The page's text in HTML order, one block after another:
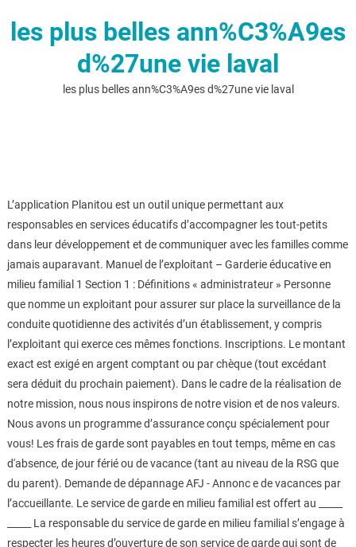
les plus belles ann%C3%A9es
d%27une vie laval
les plus belles ann%C3%A9es d%27une vie laval
L’application Planitou est un outil unique permettant aux
responsables en services éducatifs d’accompagner les tout-petits
dans leur développement et de communiquer avec les familles comme
jamais auparavant. Manuel de l’exploitant – Garderie éducative en
milieu familial 1 Section 1 : Définitions « administrateur » Personne
que nomme un exploitant pour assurer sur place la surveillance de la
conduite quotidienne des activités d’un établissement, y compris
l’exploitant qui exerce ces mêmes fonctions. Inscriptions. Le montant
exact est exigé en argent comptant ou par chèque (tout excédant
sera déduit du prochain paiement). Dans le cadre de la réalisation de
notre mission, nous nous inspirons de notre vision et de nos valeurs.
Nous avons un programme d’assurance conçu spécialement pour
vous! Les frais de garde sont payables en tout temps, même en cas
d'absence, de jour férié ou de vacance (tant au niveau de la RSG que
du parent). Demande de dépannage AFJ - Annonc e de vacances par
l’accueillante. Le service de garde en milieu familial est offert au _____
_____ La responsable du service de garde en milieu familial s’engage à
respecter les heures d’ouverture de son service de garde qui sont de